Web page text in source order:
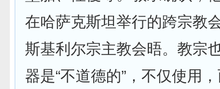
在哈萨克斯坦举行的跨宗教
斯基利尔宗主教会晤。教宗
器是“不道德的”，不仅使用